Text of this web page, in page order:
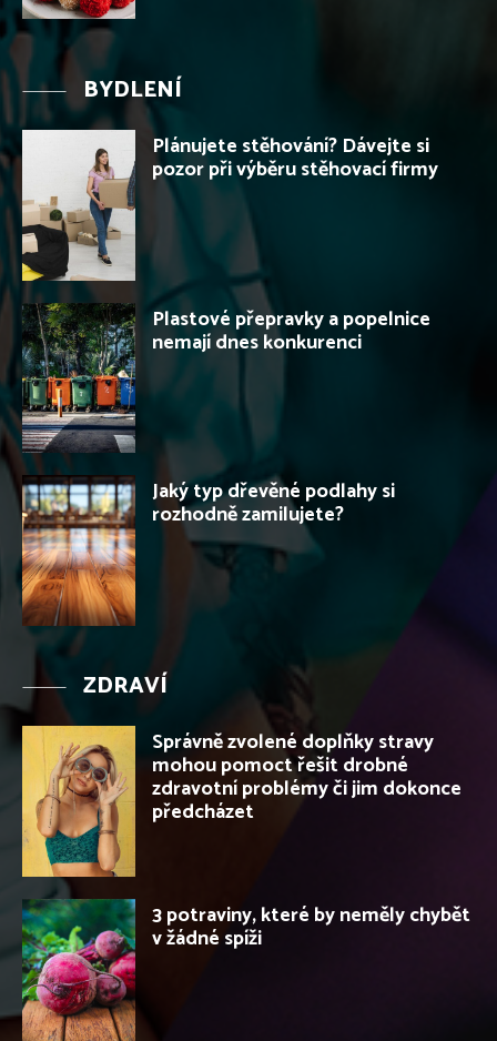
BYDLENÍ
Plánujete stěhování? Dávejte si
pozor při výběru stěhovací firmy
Plastové přepravky a popelnice
nemají dnes konkurenci
Jaký typ dřevěné podlahy si
rozhodně zamilujete?
ZDRAVÍ
Správně zvolené doplňky stravy
mohou pomoct řešit drobné
zdravotní problémy či jim dokonce
předcházet
3 potraviny, které by neměly chybět
v žádné spíži